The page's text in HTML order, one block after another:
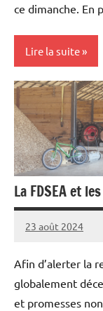
ce dimanche. En
Lire la suite
Elevages
Vie
professionnelle
La FDSEA et
23 août 2024
Frédéric
WESTEINDE
Afin d’alerter la
globalement
et promesses